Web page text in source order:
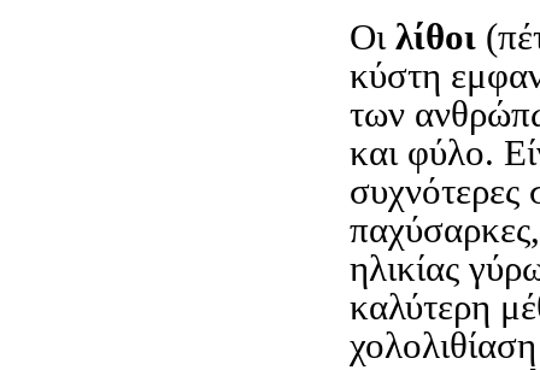
Οι λίθοι
κύστη
των
και φύλο.
συχνότερες
ηλικίας
καλύτερη